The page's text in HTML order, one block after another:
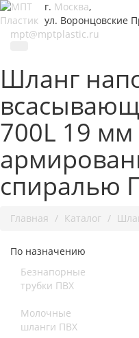
г. Москва,
ул. Воронцовские
mpt@mptplastic.ru
Шланг
700L 19 мм
спиралью
Главная Каталог
По назначению
Безнапорные
трубки ПВХ
Молочные
шланги ПВХ